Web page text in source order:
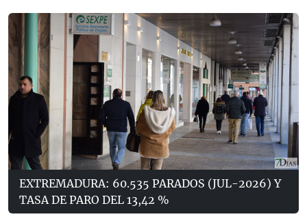
EXTREMADURA: 60.535 PARADOS (JUL-2026) Y
TASA DE PARO DEL 13,42 %